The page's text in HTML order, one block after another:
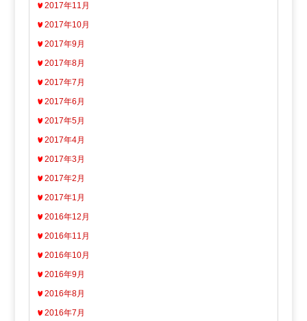
2017年11月
2017年10月
2017年9月
2017年8月
2017年7月
2017年6月
2017年5月
2017年4月
2017年3月
2017年2月
2017年1月
2016年12月
2016年11月
2016年10月
2016年9月
2016年8月
2016年7月